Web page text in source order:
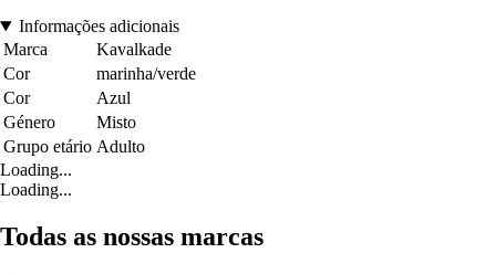
Informações adicionais
Marca
Kavalkade
Cor
marinha/verde
Cor
Azul
Género
Misto
Grupo etário Adulto
Loading...
Loading...
Todas as nossas marcas